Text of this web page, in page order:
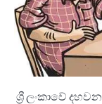
ශ්‍රී ලංකාවේ